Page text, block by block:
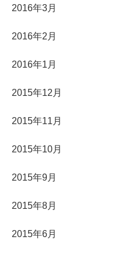
2016年3月
2016年2月
2016年1月
2015年12月
2015年11月
2015年10月
2015年9月
2015年8月
2015年6月